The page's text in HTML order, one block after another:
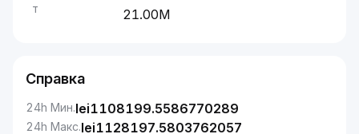
т
21.00M
Справка
24h Мин.lei1108199.5586770289
24h Макс.lei1128197.5803762057